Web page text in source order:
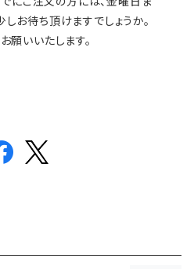
お待ち頂けますでしょうか。
願いいたします。